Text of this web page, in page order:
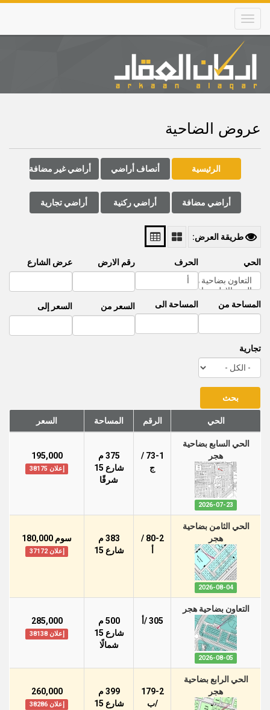
Skip
main
content
Main
navigation
عروض الضاحية
الرئيسية أنصاف أراضي أراضي غير مضافة
أراضي مضافة أراضي ركنية أراضي تجارية
طريقة العرض:
الحي
المساحة من
تجارية
الحرف
المساحة الى
رقم الارض
السعر من
عرض الشارع
السعر إلى
الحي الرقم المساحة السعر
الحي السابع بضاحية
هجر
2026-07-23
73-1 /
ج
375 م
شارع 15
شرقًا
195,000
إعلان 38175
الحي الثامن بضاحية
هجر
2026-08-04
80-2 /
383 م
شارع 15
سوم 180,000
إعلان 37172
التعاون بضاحية هجر
2026-08-05
305 /أ
500 م
شارع 15
شمالًا
285,000
إعلان 38138
الحي الرابع بضاحية
هجر
179-2
/ب
399 م
شارع 15
260,000
إعلان 38286